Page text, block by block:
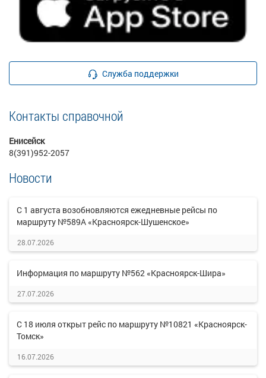
Служба поддержки
Контакты справочной
Енисейск
8(391)952-2057
Новости
С 1 августа возобновляются ежедневные рейсы по
маршруту №589А «Красноярск-Шушенское»
28.07.2026
Информация по маршруту №562 «Красноярск-Шира»
27.07.2026
С 18 июля открыт рейс по маршруту №10821 «Красноярск-
Томск»
16.07.2026